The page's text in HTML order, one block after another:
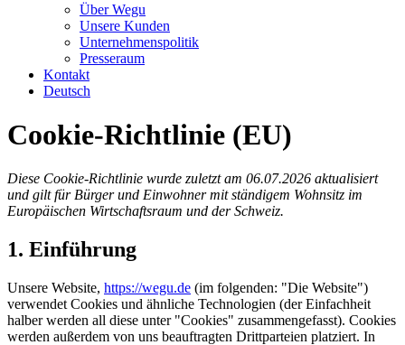
Über Wegu
Unsere Kunden
Unternehmenspolitik
Presseraum
Kontakt
Deutsch
Cookie-Richtlinie (EU)
Diese Cookie-Richtlinie wurde zuletzt am 06.07.2026 aktualisiert
und gilt für Bürger und Einwohner mit ständigem Wohnsitz im
Europäischen Wirtschaftsraum und der Schweiz.
1. Einführung
Unsere Website, https://wegu.de (im folgenden: "Die Website")
verwendet Cookies und ähnliche Technologien (der Einfachheit
halber werden all diese unter "Cookies" zusammengefasst). Cookies
werden außerdem von uns beauftragten Drittparteien platziert. In